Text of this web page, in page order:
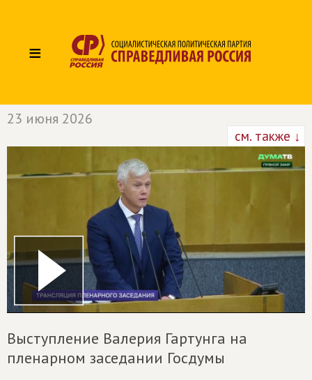
≡
23 июня 2026
см. также ↓
Выступление Валерия Гартунга на
пленарном заседании Госдумы